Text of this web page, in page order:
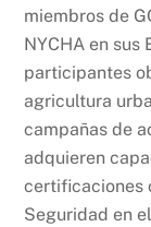
miembros de
NYCHA en sus
participantes
agricultura
campañas de
adquieren
certificaciones
Seguridad en